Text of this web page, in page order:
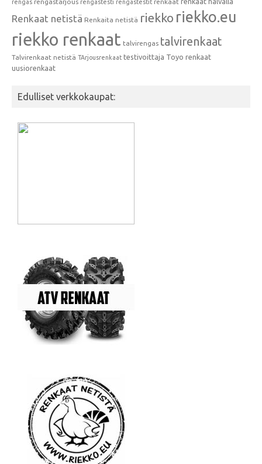
rengas
rengastesti rengastestit
Renkaat netistä Renkaita netistä riekko riekko.eu
riekko renkaat talvirengas talvirenkaat
Talvirenkaat netistä TArjousrenkaat testivoittaja Toyo renkaat
uusiorenkaat
Edulliset verkkokaupat: